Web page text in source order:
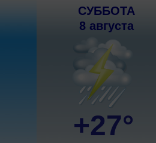
СУББОТА
8 августа
+27°